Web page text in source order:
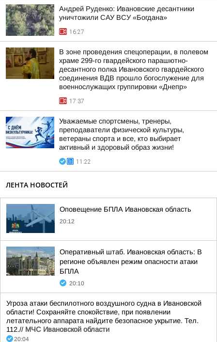
Андрей Руденко: Ивановские десантники
уничтожили САУ ВСУ «Богдана»
16:27
В зоне проведения спецоперации, в полевом
храме 299-го гвардейского парашютно-
десантного полка Ивановского гвардейского
соединения ВДВ прошло богослужение для
военнослужащих группировки «Днепр»
17:37
Уважаемые спортсмены, тренеры,
преподаватели физической культуры,
ветераны спорта и все, кто выбирает
активный и здоровый образ жизни!
11:22
ЛЕНТА НОВОСТЕЙ
Оповещение БПЛА Ивановская область
20:12
Оперативный штаб. Ивановская область: В
регионе объявлен режим опасности атаки
БПЛА
20:10
Угроза атаки беспилотного воздушного судна в Ивановской
области! Сохраняйте спокойствие, при появлении
летательного аппарата найдите безопасное укрытие. Тел.
112.// МЧС Ивановской области
20:04